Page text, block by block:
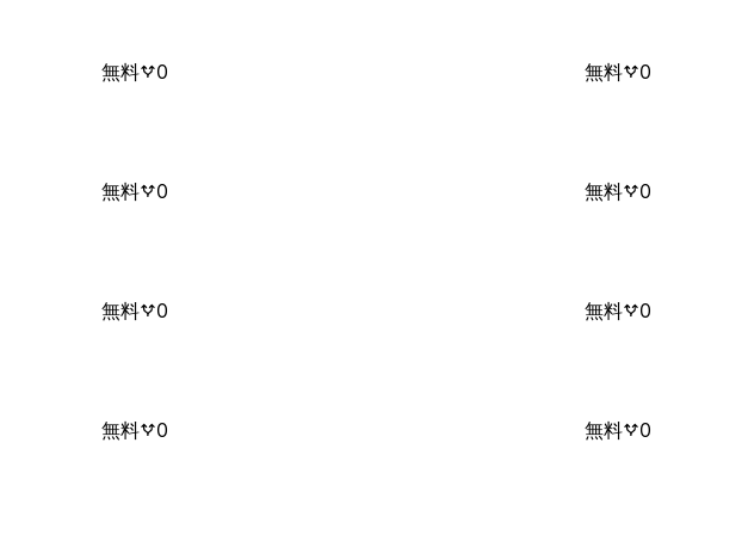
無料 0 無料 0
無料 0 無料 0
無料 0 無料 0
無料 0 無料 0